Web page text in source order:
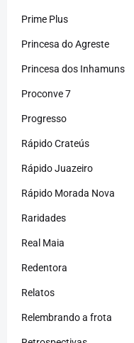
Prime Plus
Princesa do Agreste
Princesa dos Inhamuns
Proconve 7
Progresso
Rápido Crateús
Rápido Juazeiro
Rápido Morada Nova
Raridades
Real Maia
Redentora
Relatos
Relembrando a frota